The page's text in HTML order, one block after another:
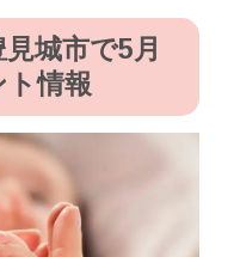
城市で5月
情報